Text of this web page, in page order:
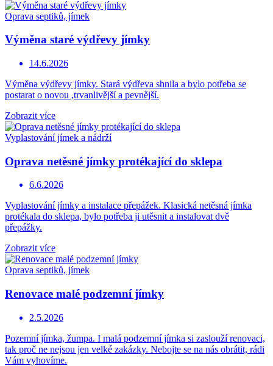
Oprava septiků, jímek
Výměna staré výdřevy jímky
14.6.2026
Výměna výdřevy jímky. Stará výdřeva shnila a bylo potřeba se
postarat o novou ,trvanlivější a pevnější.
Zobrazit více
Vyplastování jímek a nádrží
Oprava netěsné jímky protékající do sklepa
6.6.2026
Vyplastování jímky a instalace přepážek. Klasická netěsná jímka
protékala do sklepa, bylo potřeba ji utěsnit a instalovat dvě
přepážky.
Zobrazit více
Oprava septiků, jímek
Renovace malé podzemní jímky
2.5.2026
Pozemní jímka, žumpa. I malá podzemní jímka si zaslouží renovaci,
tak proč ne nejsou jen velké zakázky. Nebojte se na nás obrátit, rádi
Vám vyhovíme.